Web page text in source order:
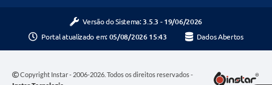
Notícias
Versão do Sistema: 3.5.3 - 19/06/2026
Portal atualizado em: 05/08/2026 15:43 Dados Abertos
Copyright Instar - 2006-2026. Todos os direitos reservados -